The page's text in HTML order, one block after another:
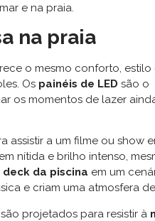
e na praia.
na praia
o mesmo conforto, estilo
Os painéis de LED são o
os momentos de lazer
assistir a um filme ou show
nítida e brilho intenso,
deck da piscina em um
e criam uma atmosfera
são projetados para resistir à